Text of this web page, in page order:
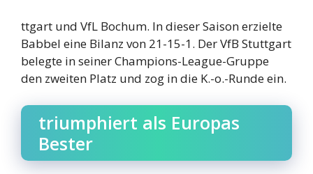
ttgart und VfL Bochum. In dieser Saison erzielte
Babbel eine Bilanz von 21-15-1. Der VfB Stuttgart
belegte in seiner Champions-League-Gruppe
den zweiten Platz und zog in die K.-o.-Runde ein.
triumphiert als Europas
Bester